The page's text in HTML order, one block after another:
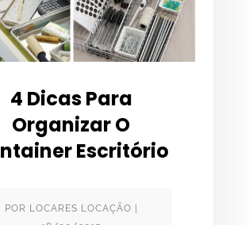
4 Dicas Para
Organizar O
Escritório
POR LOCARES LOCAÇÃO